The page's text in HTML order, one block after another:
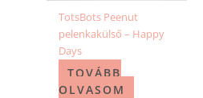
TotsBots Peenut
pelenkakülső – Happy
Days
TOVÁBB
OLVASOM